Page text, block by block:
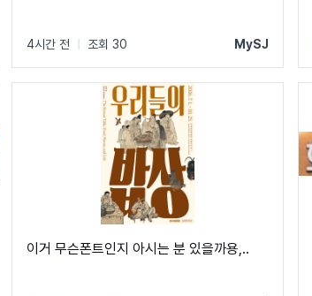
4시간 전 조회 30 MySJ
이거 무슨폰트인지 아시는 분 있을까용,..